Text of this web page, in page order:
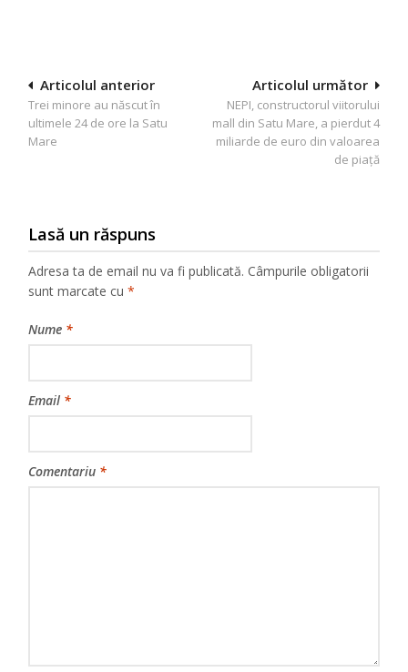
Navigare
în
articole
Articolul următor
NEPI, constructorul viitorului
mall din Satu Mare, a pierdut 4
miliarde de euro din valoarea
de piață
Articolul anterior
Trei minore au născut în
ultimele 24 de ore la Satu
Mare
Lasă un răspuns
Adresa ta de email nu va fi publicată. Câmpurile obligatorii
sunt marcate cu*
Nume *
Email *
Comentariu *